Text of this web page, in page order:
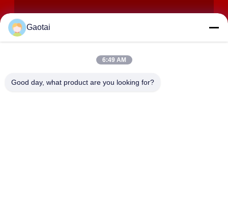
Gaotai
6:49 AM
Good day, what product are you looking for?